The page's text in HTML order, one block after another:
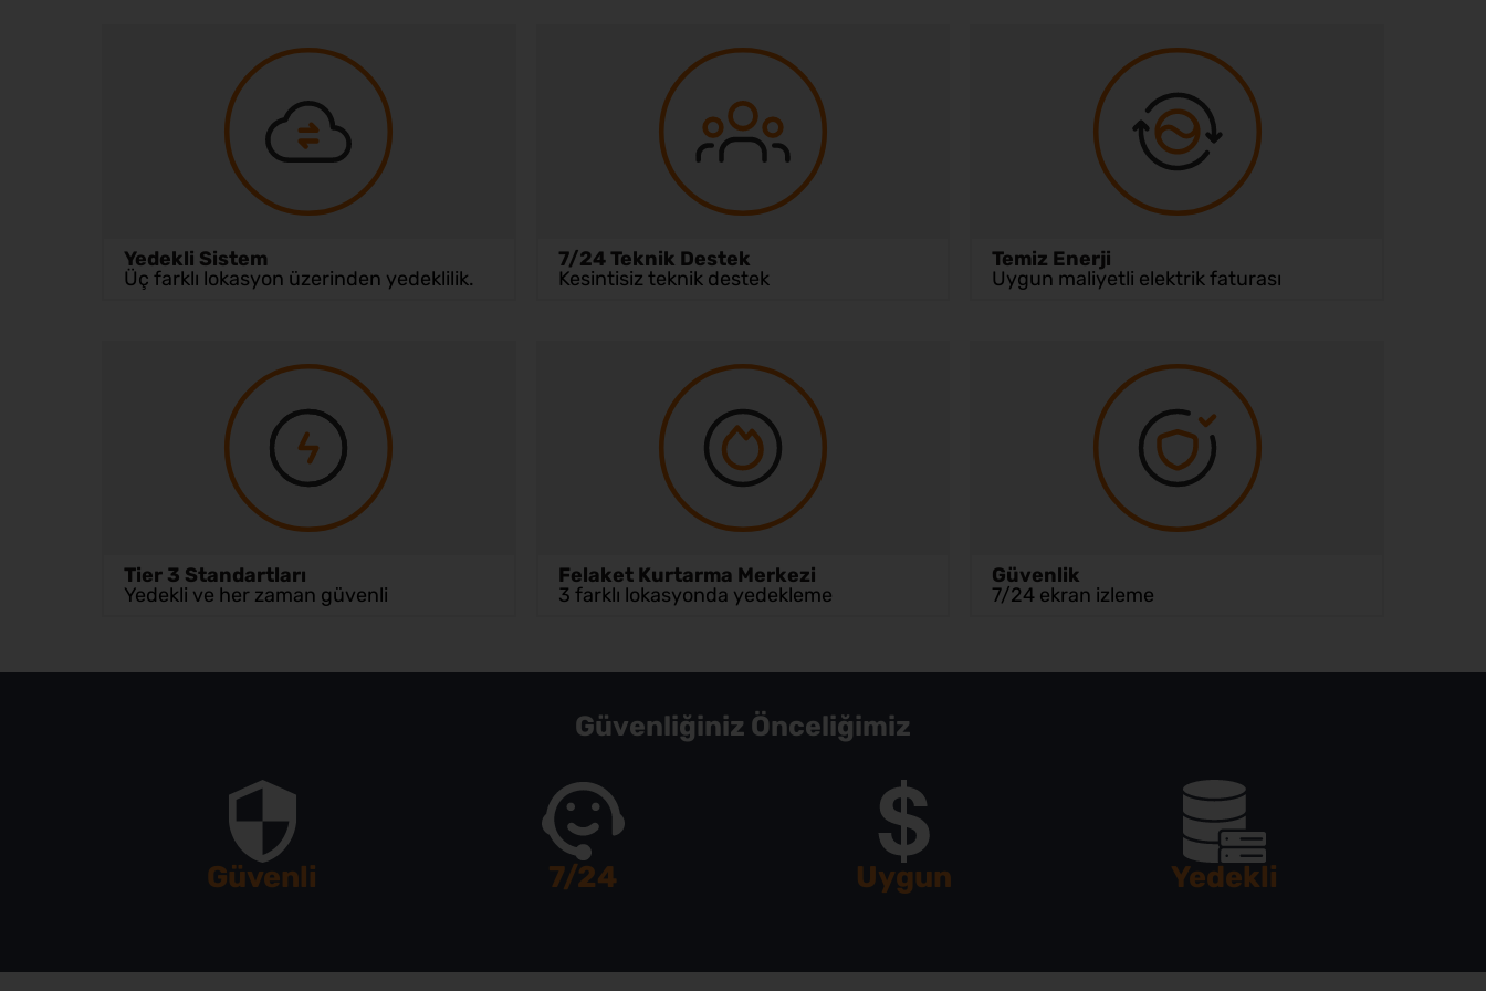
Yedekli Sistem
Üç farklı lokasyon üzerinden yedeklilik.
7/24 Teknik Destek
Kesintisiz teknik destek
Temiz Enerji
Uygun maliyetli elektrik faturası
Tier 3 Standartları
Yedekli ve her zaman güvenli
Felaket Kurtarma Merkezi
3 farklı lokasyonda yedekleme
Güvenlik
7/24 ekran izleme
Güvenliğiniz Önceliğimiz
Güvenli 7/24 Uygun Yedekli